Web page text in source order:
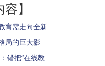
】
育需走向全新
局的巨大影
错把“在线教